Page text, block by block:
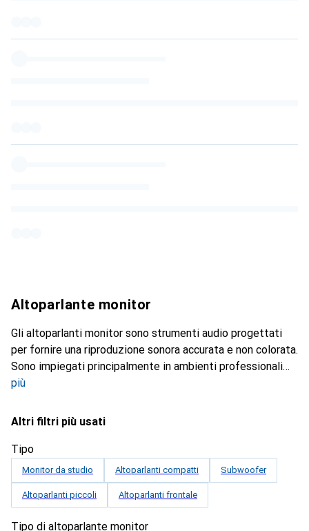
Altoparlante monitor
Gli altoparlanti monitor sono strumenti audio progettati
per fornire una riproduzione sonora accurata e non colorata.
Sono impiegati principalmente in ambienti professionali
più
Altri filtri più usati
Tipo
Monitor da studio Altoparlanti compatti Subwoofer
Altoparlanti piccoli Altoparlanti frontale
Tipo di altoparlante monitor